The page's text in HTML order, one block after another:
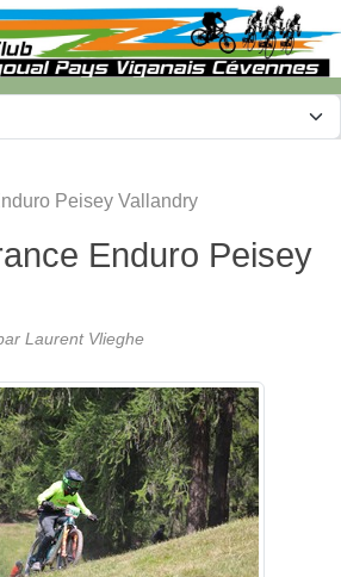
Peisey Vallandry
Enduro Peisey
Laurent Vlieghe
cookies